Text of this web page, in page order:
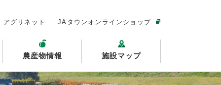
アグリネット JAタウンオンラインショップ
農産物情報 施設マップ